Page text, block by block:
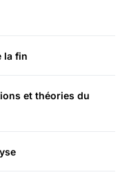
la fin
et théories du